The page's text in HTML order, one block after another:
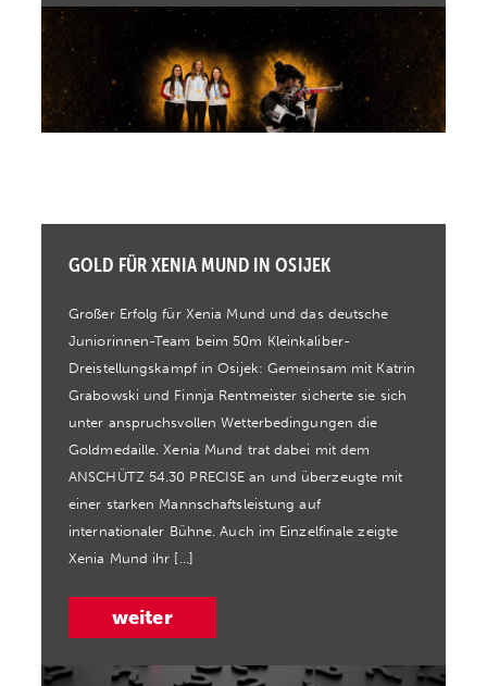
GOLD FÜR XENIA MUND IN OSIJEK
Großer Erfolg für Xenia Mund und das deutsche
Juniorinnen-Team beim 50m Kleinkaliber-
Dreistellungskampf in Osijek: Gemeinsam mit Katrin
Grabowski und Finnja Rentmeister sicherte sie sich
unter anspruchsvollen Wetterbedingungen die
Goldmedaille. Xenia Mund trat dabei mit dem
ANSCHÜTZ 54.30 PRECISE an und überzeugte mit
einer starken Mannschaftsleistung auf
internationaler Bühne. Auch im Einzelfinale zeigte
Xenia Mund ihr […]
weiter